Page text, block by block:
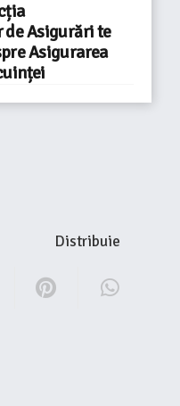
de Asigurări te
Asigurarea
Distribuie